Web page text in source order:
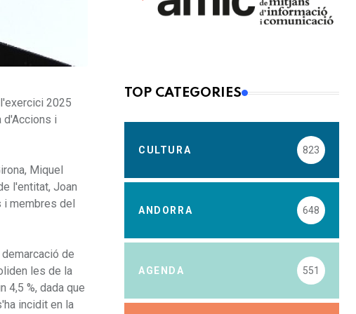
2025
d'Accions i
Miquel
l'entitat, Joan
membres del
de
les de la
4,5 %, dada que
incidit en la
TOP CATEGORIES
CULTURA 823
ANDORRA 648
AGENDA 551